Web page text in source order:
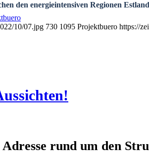
den energieintensiven Regionen
10/07.jpg 730 1095 Projektbuero https://
Adresse rund um den